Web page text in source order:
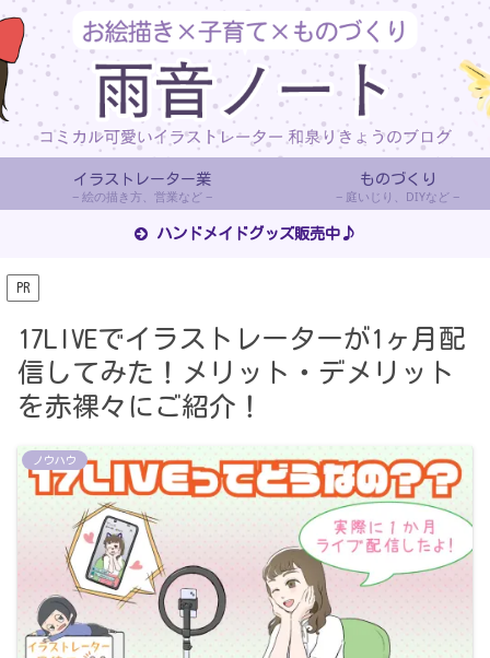
イラストレーター業
絵の描き方、営業など
ものづくり
庭いじり、DIYなど
ハンドメイドグッズ販売中♪
PR
17LIVEでイラストレーターが1ヶ月配
信してみた！メリット・デメリット
を赤裸々にご紹介！
ノウハウ